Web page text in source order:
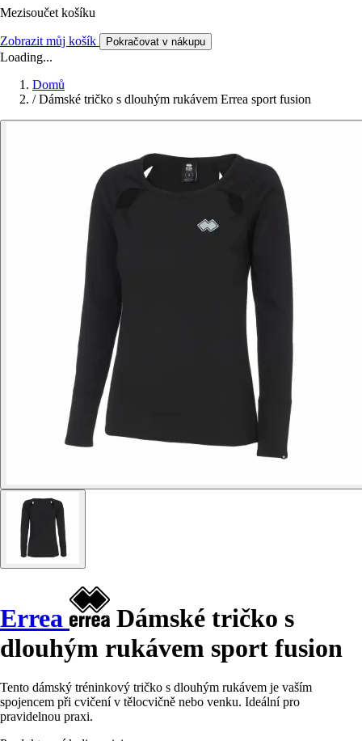
Mezisoučet košíku
Zobrazit můj košík Pokračovat v nákupu
Loading...
Domů
/ Dámské tričko s dlouhým rukávem Errea sport fusion
Errea
Dámské tričko s
dlouhým rukávem sport fusion
Tento dámský tréninkový tričko s dlouhým rukávem je vaším
spojencem při cvičení v tělocvičně nebo venku. Ideální pro
pravidelnou praxi.